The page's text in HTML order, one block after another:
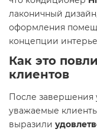
лаконичный
оформления
концепции
Как это
клиентов
После завершения
уважаемые
выразили